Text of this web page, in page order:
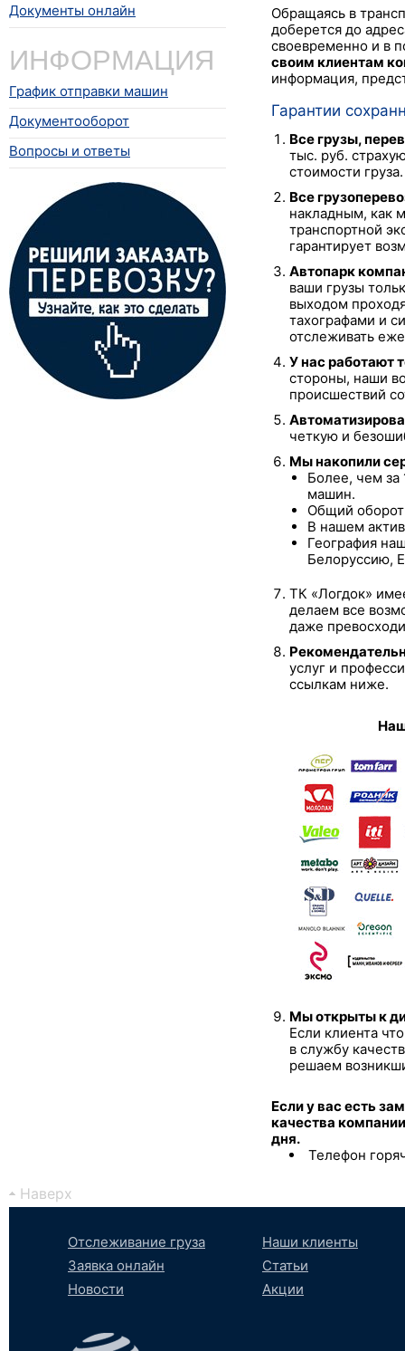
Документы онлайн
ИНФОРМАЦИЯ
График отправки машин
Документооборот
Вопросы и ответы
Обращаясь в
доберется до
своевременно и в
своим клиентам
информация,
Гарантии
Все грузы,
тыс. руб.
стоимости груза.
Все
накладным, как
транспортной
гарантирует
Автопарк
ваши грузы
выходом
тахографами и
отслеживать
У нас работают
стороны, наши
происшествий
четкую и
Мы накопили
Более, чем за
машин.
Общий оборот
В нашем
География
Белоруссию,
ТК «Логдок»
делаем все
даже
услуг и
ссылкам ниже.
Мы открыты к
Если клиента
в службу
решаем
Если у вас есть
качества
дня.
Телефон
Наверх
Отслеживание груза
Заявка онлайн
Новости
Наши клиенты
Статьи
Акции